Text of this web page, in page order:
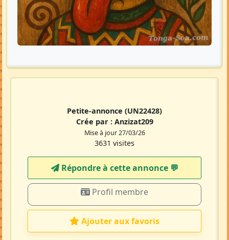
Petite-annonce (UN22428)
Crée par : Anzizat209
Mise à jour 27/03/26
3631 visites
Répondre à cette annonce 💬​
Profil membre
Ajouter aux favoris